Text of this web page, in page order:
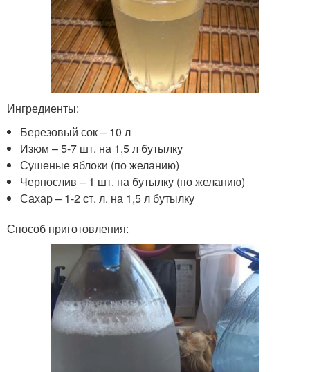
Ингредиенты:
Березовый сок – 10 л
Изюм – 5-7 шт. на 1,5 л бутылку
Сушеные яблоки (по желанию)
Чернослив – 1 шт. на бутылку (по желанию)
Сахар – 1-2 ст. л. на 1,5 л бутылку
Способ приготовления: